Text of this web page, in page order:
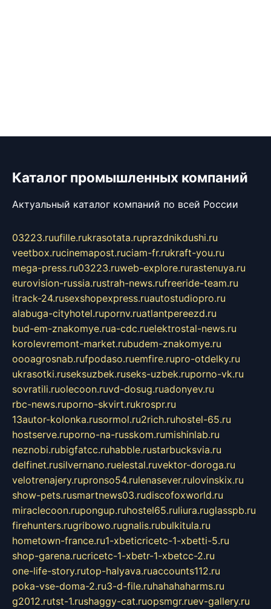
Каталог промышленных компаний
Актуальный каталог компаний по всей России
03223.ruufille.rukrasotata.ruprazdnikdushi.ru
veetbox.rucinemapost.ruciam-fr.rukraft-you.ru
mega-press.ru03223.ruweb-explore.rurastenuya.ru
eurovision-russia.rustrah-news.rufreeride-team.ru
itrack-24.rusexshopexpress.ruautostudiopro.ru
alabuga-cityhotel.rupornv.ruatlantpereezd.ru
bud-em-znakomye.rua-cdc.ruelektrostal-news.ru
korolevremont-market.rubudem-znakomye.ru
oooagrosnab.rufpodaso.ruemfire.rupro-otdelky.ru
ukrasotki.ruseksuzbek.ruseks-uzbek.ruporno-vk.ru
sovratili.ruolecoon.ruvd-dosug.ruadonyev.ru
rbc-news.ruporno-skvirt.rukrospr.ru
13autor-kolonka.rusormol.ru2rich.ruhostel-65.ru
hostserve.ruporno-na-russkom.rumishinlab.ru
neznobi.rubigfatcc.ruhabble.rustarbucksvia.ru
delfinet.rusilvernano.ruelestal.ruvektor-doroga.ru
velotrenajery.rupronso54.rulenasever.rulovinskix.ru
show-pets.rusmartnews03.rudiscofoxworld.ru
miraclecoon.rupongup.ruhostel65.ruliura.ruglasspb.ru
firehunters.rugribowo.rugnalis.rubulkitula.ru
hometown-france.ru1-xbeticricetc-1-xbetti-5.ru
shop-garena.rucricetc-1-xbetr-1-xbetcc-2.ru
one-life-story.rutop-halyava.ruaccounts112.ru
poka-vse-doma-2.ru3-d-file.ruhahahaharms.ru
g2012.rutst-1.rushaggy-cat.ruopsmgr.ruev-gallery.ru